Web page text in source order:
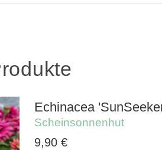
Echinacea
Scheinsonnenhut
9,90 €